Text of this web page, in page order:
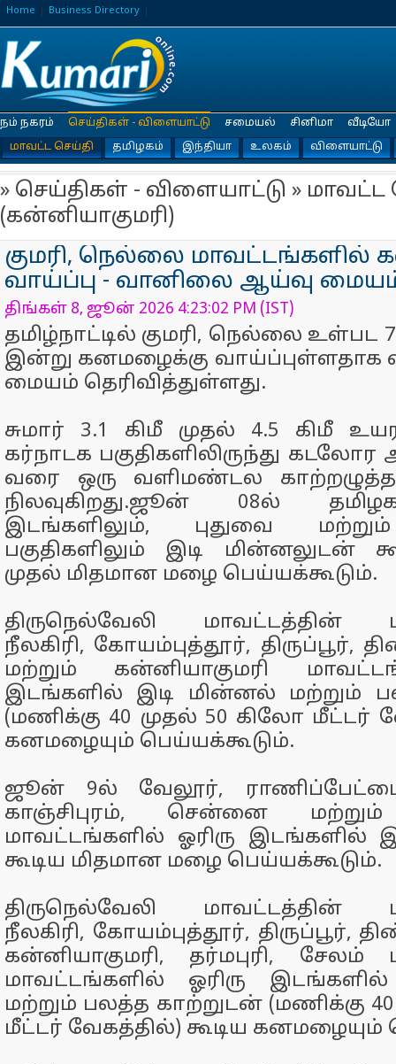
Home Business Directory
நம் நகரம்
செய்திகள் - விளையாட்டு
மாவட்ட செய்தி
தமிழகம் இந்தியா உலகம் விளையாட்டு
சமையல் சினிமா வீடியோ
» செய்திகள் - விளையாட்டு » மாவட்ட
(கன்னியாகுமரி)
குமரி, நெல்லை மாவட்டங்களில்
வாய்ப்பு - வானிலை ஆய்வு
திங்கள் 8, ஜூன் 2026 4:23:02 PM (IST)
தமிழ்நாட்டில் குமரி, நெல்லை உள்பட
இன்று கனமழைக்கு வாய்ப்புள்ளதாக
மையம் தெரிவித்துள்ளது.
சுமார் 3.1 கிமீ முதல் 4.5 கிமீ
கர்நாடக பகுதிகளிலிருந்து கடலோர
வரை ஒரு வளிமண்டல
நிலவுகிறது.ஜூன் 08ல்
இடங்களிலும், புதுவை
பகுதிகளிலும் இடி மின்னலுடன்
முதல் மிதமான மழை பெய்யக்கூடும்.
திருநெல்வேலி மாவட்டத்தின்
நீலகிரி, கோயம்புத்தூர், திருப்பூர்,
மற்றும் கன்னியாகுமரி
இடங்களில் இடி மின்னல் மற்றும்
(மணிக்கு 40 முதல் 50 கிலோ மீட்டர்
கனமழையும் பெய்யக்கூடும்.
ஜூன் 9ல் வேலூர்,
காஞ்சிபுரம், சென்னை மற்றும்
மாவட்டங்களில் ஓரிரு இடங்களில்
கூடிய மிதமான மழை பெய்யக்கூடும்.
திருநெல்வேலி மாவட்டத்தின்
நீலகிரி, கோயம்புத்தூர், திருப்பூர்,
கன்னியாகுமரி, தர்மபுரி, சேலம்
மாவட்டங்களில் ஓரிரு
மற்றும் பலத்த காற்றுடன் (மணிக்கு
மீட்டர் வேகத்தில்) கூடிய கனமழையும்